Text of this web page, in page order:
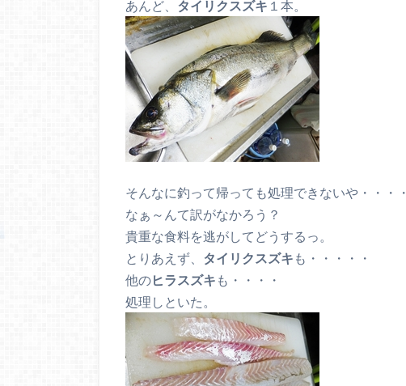
あんど、 タイリクスズキ １本。
そんなに釣って帰っても処理できないや・・・・
なぁ～んて訳がなかろう？
貴重な食料を逃がしてどうするっ。
とりあえず、
タイリクスズキ も・・・・・
他のヒラスズキ も・・・・
処理しといた。